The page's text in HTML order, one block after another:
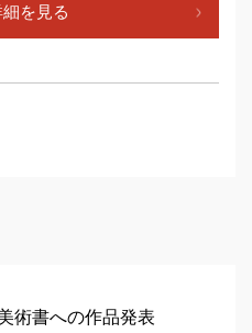
を見る
術書への作品発表